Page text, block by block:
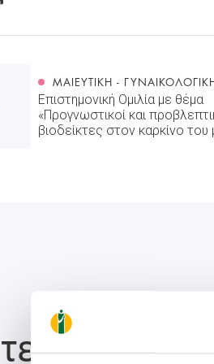
ΜΑΙΕΥΤΙΚΉ -
Επιστημονική Ομιλία με θέμα
«Προγνωστικοί και
βιοδείκτες στον καρκίνο του
Επίσης